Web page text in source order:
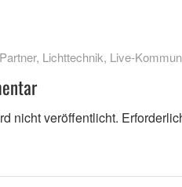
, Lichttechnik, Live-
nicht veröffentlicht.